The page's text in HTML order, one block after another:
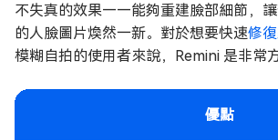
不失真的效果——能夠重建臉部細節，
的人臉圖片煥然一新。對於想要快速修
模糊自拍的使用者來說，Remini 是非常
優點